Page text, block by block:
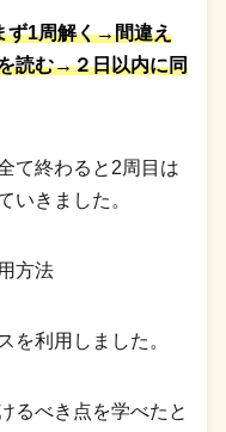
ず1周解く→間違え
読む→２日以内に同
て終わると2周目は
いきました。
方法
を利用しました。
るべき点を学べたと